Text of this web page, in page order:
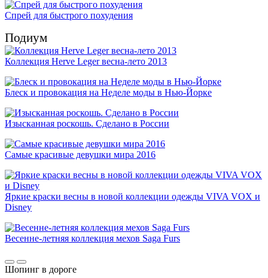
Спрей для быстрого похудения
Подиум
Коллекция Herve Leger весна-лето 2013
Блеск и провокация на Неделе моды в Нью-Йорке
Изысканная роскошь. Сделано в России
Самые красивые девушки мира 2016
Яркие краски весны в новой коллекции одежды VIVA VOX и
Disney
Весенне-летняя коллекция мехов Saga Furs
Шопинг в дороге